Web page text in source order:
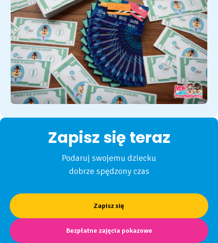
Zapisz się teraz
Podaruj swojemu dziecku
dobrze spędzony czas
Zapisz się
Bezpłatne zajęcia pokazowe